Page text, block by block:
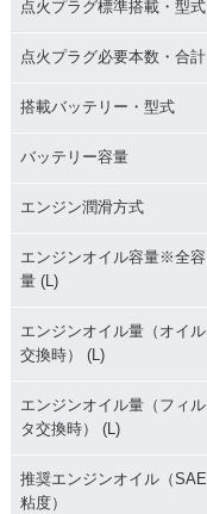
点火プラグ標準搭載・型式
点火プラグ必要本数・合計
搭載バッテリー・型式
バッテリー容量
エンジン潤滑方式
エンジンオイル容量※全容
量 (L)
エンジンオイル量（オイル
交換時） (L)
エンジンオイル量（フィル
タ交換時） (L)
推奨エンジンオイル（SAE
粘度）